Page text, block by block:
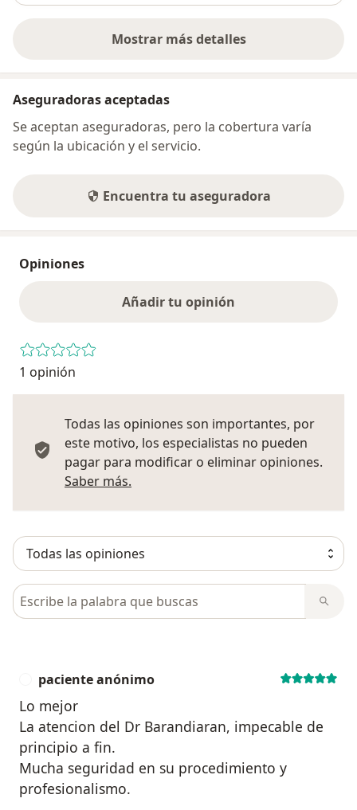
Mostrar más detalles
sobre la dirección
Aseguradoras aceptadas
Se aceptan aseguradoras, pero la cobertura varía
según la ubicación y el servicio.
Encuentra tu aseguradora
Opiniones
Añadir tu opinión
1 opinión
Todas las opiniones son importantes, por
este motivo, los especialistas no pueden
pagar para modificar o eliminar opiniones.
Saber más.
Busca en opiniones
paciente anónimo
Lo mejor
La atencion del Dr Barandiaran, impecable de
principio a fin.
Mucha seguridad en su procedimiento y
profesionalismo.